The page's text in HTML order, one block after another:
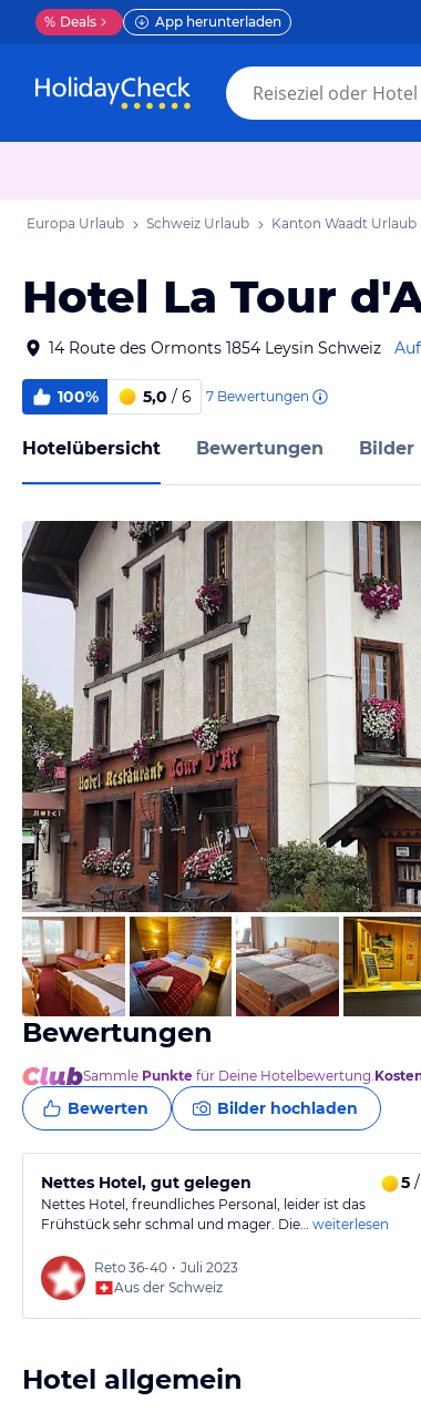
% Deals App herunterladen
Europa Urlaub Schweiz Urlaub Kanton Waadt Urlaub
Hotel La Tour
14 Route des Ormonts 1854 Leysin Schweiz
100% 5,0 / 6 7 Bewertungen
Hotelübersicht Bewertungen Bilder
von Expedia
Bewertungen
Sammle Punkte für Deine Hotelbewertung.
Bewerten Bilder hochladen
Nettes Hotel, gut gelegen 5
Nettes Hotel, freundliches Personal, leider ist das
Frühstück sehr schmal und mager. Die… weiterlesen
Reto 36-40 • Juli 2023
Aus der Schweiz
Hotel allgemein